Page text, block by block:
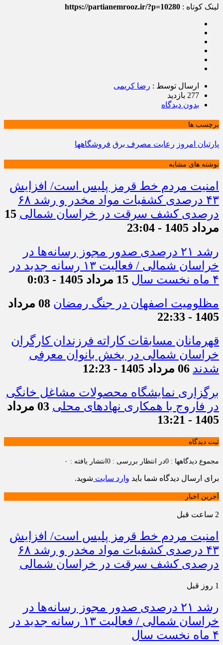
لینک کوتاه : https://partianemrooz.ir/?p=10280
ارسال توسط : رضا کریمی
277 بازدید
بدون دیدگاه
برچسب ها
پارتیان امروز رعایت مصرف برق فروشگاهها
نوشته های مشابه
امنیت مردم خط قرمز پلیس است/ افزایش
۴۳ درصدی کشفیات مواد مخدر و رشد ۶۸
درصدی کشف سرقت در خراسان شمالی 15
مرداد 1405 - 23:04
رشد ۲۱ درصدی صدور مجوز رسانه‌ها در
خراسان شمالی / فعالیت ۱۳ رسانه جدید در
۴ ماه نخست سال
15 مرداد 1405 - 0:03
مظلومیت اصفهان در جنگ رمضان
08 مرداد
1405 - 22:33
قهرمانان مسابقات کاراته فرزندان کارگران
خراسان شمالی در بخش بانوان معرفی
شدند 06 مرداد 1405 - 12:23
برگزاری نمایشگاه محصولات مشاغل خانگی
در فاروج با همکاری نهادهای محلی
03 مرداد
1405 - 13:21
ثبت دیدگاه
مجموع دیدگاهها : 0 در انتظار بررسی : 0 انتشار یافته : ۰
برای ارسال دیدگاه شما باید وارد سایت شوید.
آخرین اخبار
2 ساعت قبل
امنیت مردم خط قرمز پلیس است/ افزایش
۴۳ درصدی کشفیات مواد مخدر و رشد ۶۸
درصدی کشف سرقت در خراسان شمالی
1 روز قبل
رشد ۲۱ درصدی صدور مجوز رسانه‌ها در
خراسان شمالی / فعالیت ۱۳ رسانه جدید در
۴ ماه نخست سال